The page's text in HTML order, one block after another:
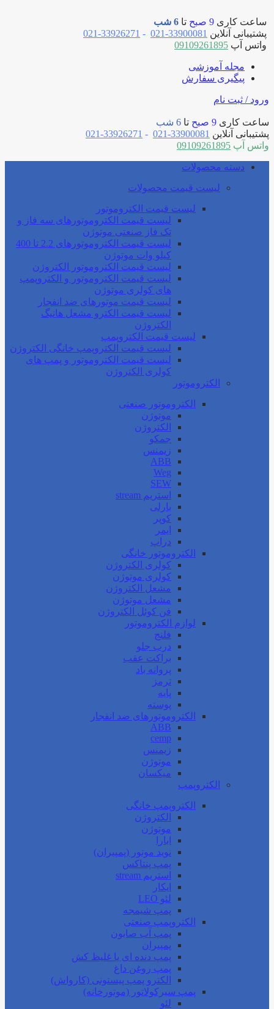
ساعت کاری 9 صبح تا 6 شب
پشتیبانی آنلاین 33900081-021
-
33926271-021
واتس آپ 09109261895
مجله آموزشی
پیگیری سفارش
ورود / ثبت نام
ساعت کاری 9 صبح تا 6 شب
پشتیبانی آنلاین 33900081-021
-
33926271-021
واتس آپ 09109261895
دسته محصولات
لیست قیمت محصولات
لیست قیمت الکتروموتور
لیست قیمت الکتروموتورهای سه فاز و
تک فاز صنعتی موتوژن
لیست قیمت الکتروموتورهای 2.2 تا 400
کیلو وات موتوژن
لیست قیمت الکتروموتور الکتروژن
لیست قیمت الکتروموتور و الکتروپمپ
های کولری موتوژن
لیست قیمت موتورهای ضد انفجار
لیست قیمت الکترو مشعل هانیگ
الکتروژن
لیست قیمت الکتروپمپ
لیست قیمت الکتروپمپ خانگی الکتروژن
لیست قیمت الکتروموتور و پمپ های
کولری الکتروژن
الکتروموتور
الکتروموتور صنعتی
موتوژن
الکتروژن
جمکو
زیمنس
ABB
Weg
SEW
استریم stream
بارلی
کوپر
ایمر
دراپ
الکتروموتور خانگی
کولری الکتروژن
کولری موتوژن
مشعل الکتروژن
مشعل موتوژن
فن کوئل الکتروژن
لوازم الکتروموتور
فلنج
درب جلو
براکت عقب
پروانه باد
ترمز
پایه
پوسته
الکتروموتورهای ضد انفجار
ABB
cemp
زیمنس
موتوژن
میکسان
الکتروپمپ
الکتروپمپ خانگی
الکتروژن
موتوژن
ابارا
نوید موتور (پمپیران)
پمپ پنتاکس
استریم stream
ایکار
لئو LEO
پمپ شیمجه
الکتروپمپ صنعتی
پمپ آب صابون
پمپیران
پمپ دنده ای یا غلیظ کش
پمپ روغن داغ
الکترو پمپ پیستونی (کارواش)
پمپ سیرکولاتور (موتورخانه)
لئو